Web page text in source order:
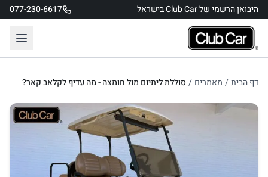
היבואן הרשמי של Club Car בישראל 077-230-6617
דף הבית/ מאמרים / סוללת ליתיום מול חומצה - מה עדיף לקלאב קאר?